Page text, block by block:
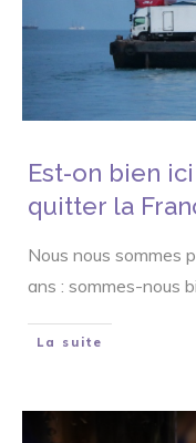
Est-on bien
quitter la
Nous nous sommes
ans : sommes-nous
La suite